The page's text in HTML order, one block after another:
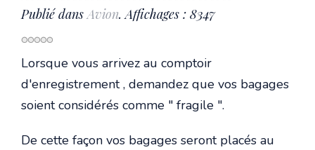
Publié dansAvion. Affichages : 8347
Lorsque vous arrivez au comptoir
d'enregistrement , demandez que vos bagages
soient considérés comme " fragile ".
De cette façon vos bagages seront placés au